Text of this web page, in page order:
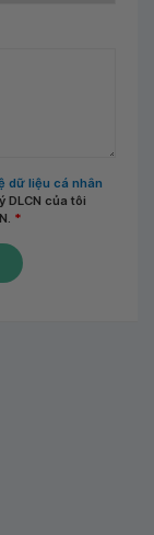
dữ liệu cá nhân
DLCN của tôi
*